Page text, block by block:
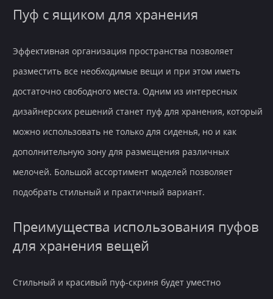
Пуф с ящиком для хранения
Эффективная организация пространства позволяет
разместить все необходимые вещи и при этом иметь
достаточно свободного места. Одним из интересных
дизайнерских решений станет пуф для хранения, который
можно использовать не только для сиденья, но и как
дополнительную зону для размещения различных
мелочей. Большой ассортимент моделей позволяет
подобрать стильный и практичный вариант.
Преимущества использования пуфов
для хранения вещей
Стильный и красивый пуф-скриня будет уместно